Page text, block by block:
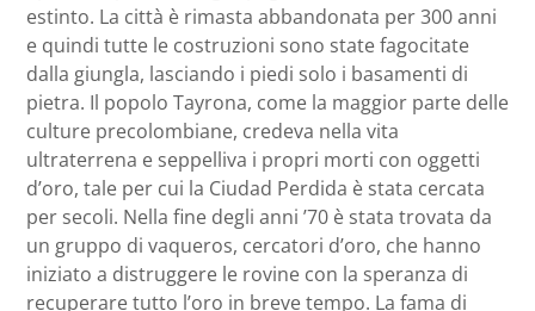
estinto. La città è rimasta abbandonata per 300 anni
e quindi tutte le costruzioni sono state fagocitate
dalla giungla, lasciando i piedi solo i basamenti di
pietra. Il popolo Tayrona, come la maggior parte delle
culture precolombiane, credeva nella vita
ultraterrena e seppelliva i propri morti con oggetti
d’oro, tale per cui la Ciudad Perdida è stata cercata
per secoli. Nella fine degli anni ’70 è stata trovata da
un gruppo di vaqueros, cercatori d’oro, che hanno
iniziato a distruggere le rovine con la speranza di
recuperare tutto l’oro in breve tempo. La fama di